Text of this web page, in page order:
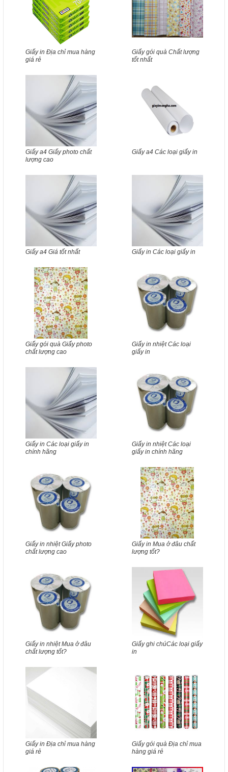
Giấy in Địa chỉ mua hàng
giá rẻ
Giấy gói quà Chất lượng
tốt nhất
Giấy a4 Giấy photo chất
lượng cao
Giấy a4 Các loại giấy in
Giấy a4 Giá tốt nhất Giấy in Các loại giấy in
Giấy gói quà Giấy photo
chất lượng cao
Giấy in nhiệt Các loại
giấy in
Giấy in Các loại giấy in
chính hãng
Giấy in nhiệt Các loại
giấy in chính hãng
Giấy in nhiệt Giấy photo
chất lượng cao
Giấy in Mua ở đâu chất
lượng tốt?
Giấy in nhiệt Mua ở đâu
chất lượng tốt?
Giấy ghi chúCác loại giấy
in
Giấy in Địa chỉ mua hàng
giá rẻ
Giấy gói quà Địa chỉ mua
hàng giá rẻ